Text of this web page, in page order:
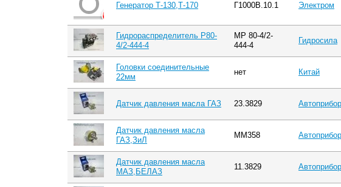
Генератор Т-130,Т-170 Г1000В.10.1 Электром
Гидрораспределитель Р80-
4/2-444-4
МР 80-4/2-
444-4
Гидросила
Головки соединительные
22мм
нет Китай
Датчик давления масла ГАЗ 23.3829 Автоприбор
Датчик давления масла
ГАЗ,ЗиЛ
ММ358 Автоприбор
Датчик давления масла
МАЗ,БЕЛАЗ
11.3829 Автоприбор